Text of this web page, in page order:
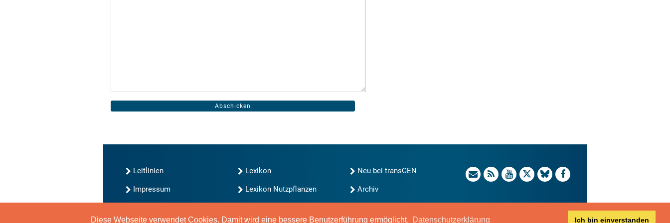
Diese Webseite verwendet Cookies. Damit wird eine bessere Benutzerführung ermöglicht. Datenschutzerklärung Ich bin einverstanden
Leitlinien
Impressum
Lexikon
Lexikon Nutzpflanzen
Neu bei transGEN
Archiv
Gene